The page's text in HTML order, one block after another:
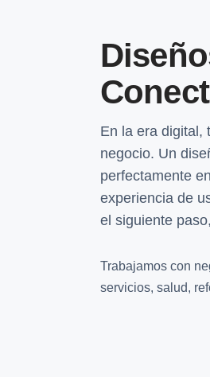
En la era digital,
negocio. Un
perfectamente
experiencia de
el siguiente
Trabajamos con
servicios, salud,